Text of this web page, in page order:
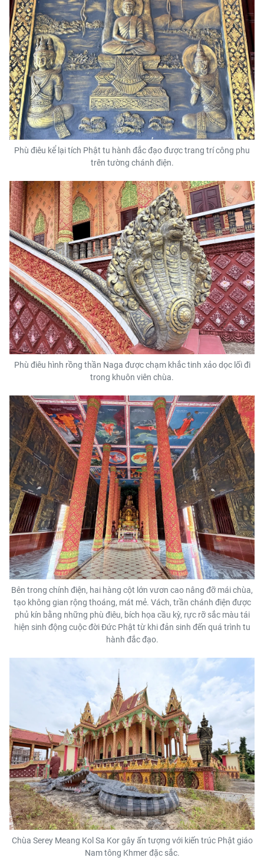
Phù điêu kể lại tích Phật tu hành đắc đạo được trang trí công phu
trên tường chánh điện.
Phù điêu hình rồng thần Naga được chạm khắc tinh xảo dọc lối đi
trong khuôn viên chùa.
Bên trong chính điện, hai hàng cột lớn vươn cao nâng đỡ mái chùa,
tạo không gian rộng thoáng, mát mẻ. Vách, trần chánh điện được
phủ kín bằng những phù điêu, bích họa cầu kỳ, rực rỡ sắc màu tái
hiện sinh động cuộc đời Đức Phật từ khi đản sinh đến quá trình tu
hành đắc đạo.
Chùa Serey Meang Kol Sa Kor gây ấn tượng với kiến trúc Phật giáo
Nam tông Khmer đặc sắc.